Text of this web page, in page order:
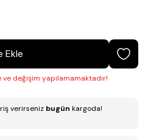
Ekle
değişim yapılamamaktadır!
verirseniz bugün kargoda!